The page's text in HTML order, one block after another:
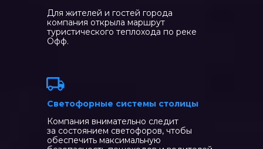
Для жителей и гостей города
компания открыла маршрут
туристического теплохода по реке
Офф.
Светофорные системы столицы
Компания внимательно следит
за состоянием светофоров, чтобы
обеспечить максимальную